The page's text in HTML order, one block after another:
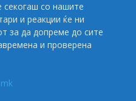
секогаш со нашите
и реакции ќе ни
за да допреме до сите
и проверена